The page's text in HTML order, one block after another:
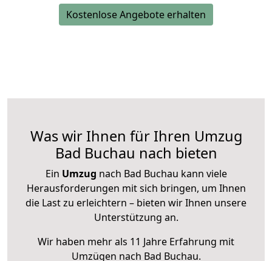
Kostenlose Angebote erhalten
Was wir Ihnen für Ihren Umzug
Bad Buchau nach bieten
Ein Umzug nach Bad Buchau kann viele
Herausforderungen mit sich bringen, um Ihnen
die Last zu erleichtern – bieten wir Ihnen unsere
Unterstützung an.
Wir haben mehr als 11 Jahre Erfahrung mit
Umzügen nach Bad Buchau.